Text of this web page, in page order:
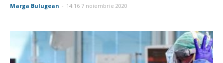
Marga Bulugean - 14:16 7 noiembrie 2020